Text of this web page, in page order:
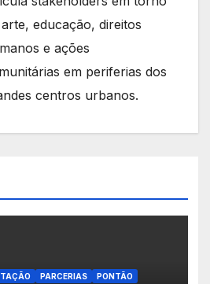
educação, direitos
e ações
em periferias dos
centros urbanos.
PARCERIAS PONTÃO